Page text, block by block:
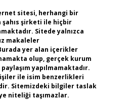
sitesi, herhangi bir
şahıs şirketi ile hiçbir
Sitede yalnızca
makaleler
yer alan içerikler
olup, gerçek kurum
yapılmamaktadır.
ile isim benzerlikleri
Sitemizdeki bilgiler taslak
niteliği taşımazlar.